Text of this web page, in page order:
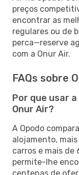
preços
encontrar as
regulares ou de
perca—reserve
com a Onur Air.
FAQs sobre
Por que usar
Onur Air?
A Opodo
alojamento,
carros e mais de
permite-lhe